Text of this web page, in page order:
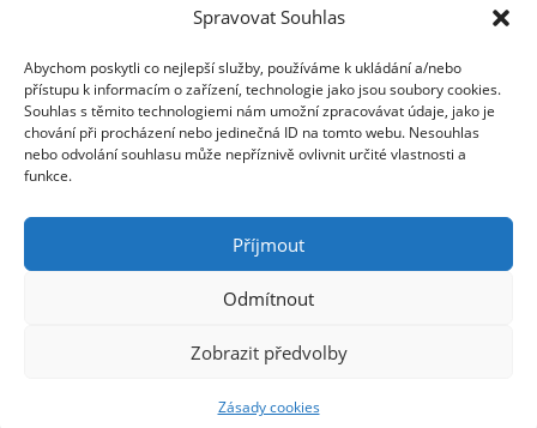
Spravovat Souhlas
Abychom poskytli co nejlepší služby, používáme k ukládání a/nebo
přístupu k informacím o zařízení, technologie jako jsou soubory cookies.
Souhlas s těmito technologiemi nám umožní zpracovávat údaje, jako je
chování při procházení nebo jedinečná ID na tomto webu. Nesouhlas
nebo odvolání souhlasu může nepříznivě ovlivnit určité vlastnosti a
funkce.
Příjmout
Odmítnout
Zobrazit předvolby
Zásady cookies
Svíčky ze 100% včelího vosku
Tašky a dárkové pytlíky
Tašky na potisk (5)
Tkaniny (34)
Copyright 2026 - Juta Bohemia s.r.o.